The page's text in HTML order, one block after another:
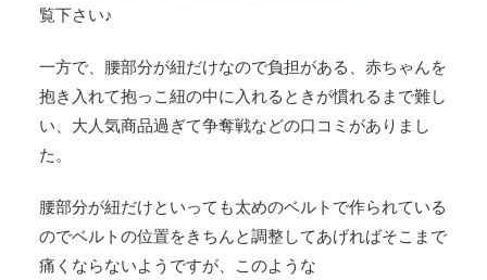
覧下さい♪
一方で、腰部分が紐だけなので負担がある、赤ちゃんを
抱き入れて抱っこ紐の中に入れるときが慣れるまで難し
い、大人気商品過ぎて争奪戦などの口コミがありまし
た。
腰部分が紐だけといっても太めのベルトで作られている
のでベルトの位置をきちんと調整してあげればそこまで
痛くならないようですが、このような